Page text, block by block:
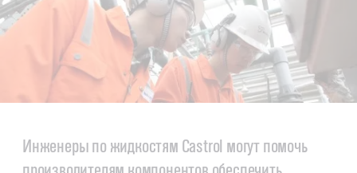
Инженеры по жидкостям Castrol могут помочь